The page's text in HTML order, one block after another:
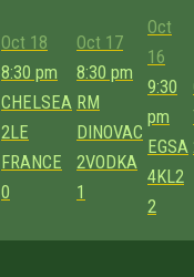
Oct 18
8:30 pm
CHELSEA
2LE
FRANCE
0
Oct 17
8:30 pm
RM
DINOVAC
2VODKA
1
Oct
16
9:30
pm
EGSA
4KL2
2